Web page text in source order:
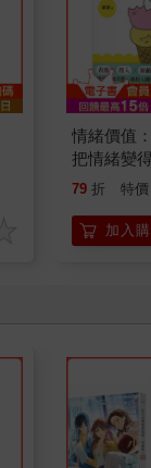
情緒價值
把情緒變
誰都能自
79 折 特價
加入